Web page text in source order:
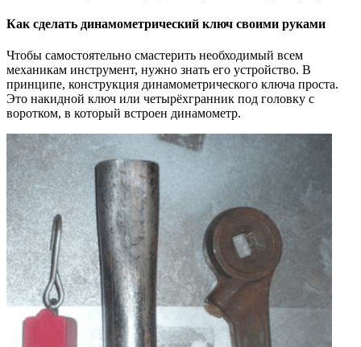
Как сделать динамометрический ключ своими руками
Чтобы самостоятельно смастерить необходимый всем
механикам инструмент, нужно знать его устройство. В
принципе, конструкция динамометрического ключа проста.
Это накидной ключ или четырёхгранник под головку с
воротком, в который встроен динамометр.